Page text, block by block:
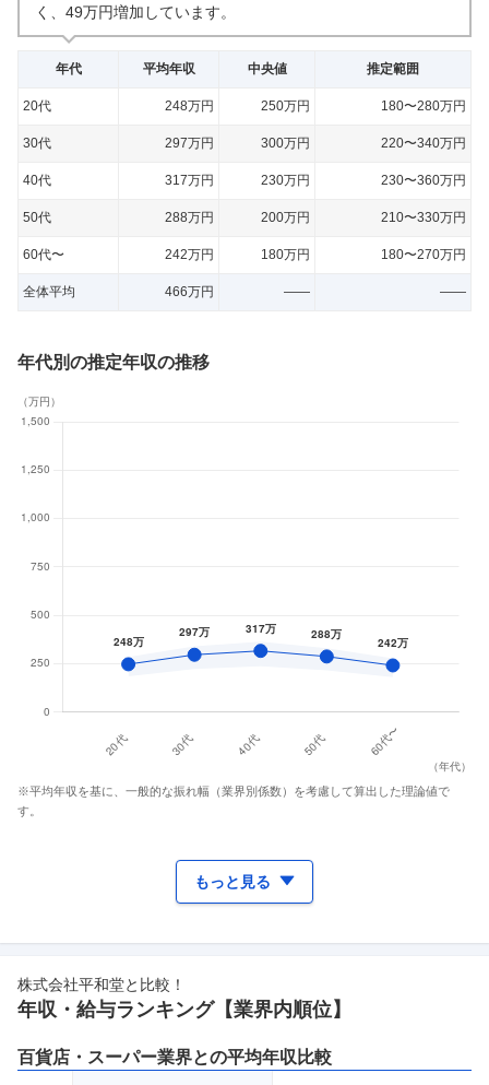
く、49万円増加しています。
年代 平均年収 中央値 推定範囲
20代 248万円 250万円 180〜280万円
30代 297万円 300万円 220〜340万円
40代 317万円 230万円 230〜360万円
50代 288万円 200万円 210〜330万円
60代〜 242万円 180万円 180〜270万円
全体平均 466万円 —— ——
年代別の推定年収の推移
（万円）
（年代）
※平均年収を基に、一般的な振れ幅（業界別係数）を考慮して算出した理論値で
す。
もっと見る
株式会社平和堂と比較！
年収・給与ランキング【業界内順位】
百貨店・スーパー業界との平均年収比較